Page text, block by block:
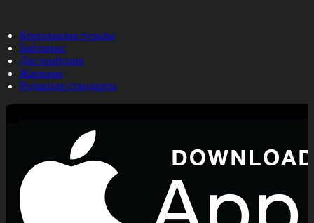
Корпорация туралы
Байланыс
Дистрибуция
Жарнама
Редакция стандарты